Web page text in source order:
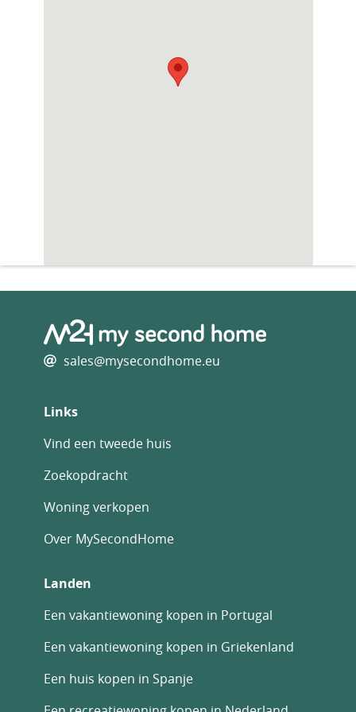
sales@mysecondhome.eu
Links
Vind een tweede huis
Zoekopdracht
Woning verkopen
Over MySecondHome
Landen
Een vakantiewoning kopen in Portugal
Een vakantiewoning kopen in Griekenland
Een huis kopen in Spanje